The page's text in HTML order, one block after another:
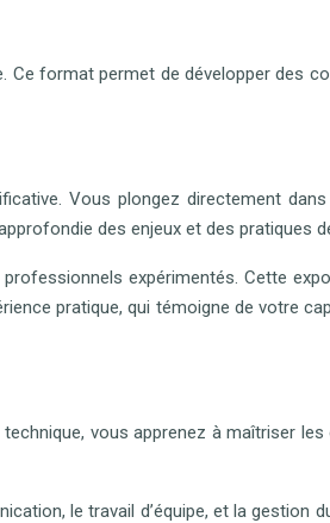
format permet de développer des
Vous plongez directement
des enjeux et des pratiques
expérimentés. Cette
pratique, qui témoigne de votre
vous apprenez à maîtriser
le travail d’équipe, et la gestion